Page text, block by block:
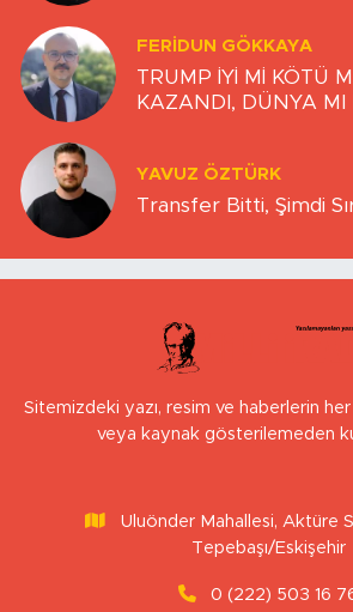
FERIDUN GÖKKAYA
TRUMP İYİ Mİ KÖTÜ
KAZANDI, DÜNYA MI
YAVUZ ÖZTÜRK
Transfer Bitti, Şimdi
Sitemizdeki yazı, resim ve haberlerin her
veya kaynak gösterilemeden
Uluönder Mahallesi, Aktüre
Tepebaşı/Eskişehir
0 (222) 503 16